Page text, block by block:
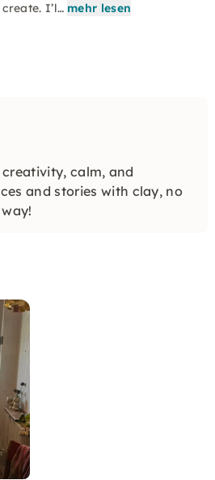
I’l… mehr lesen
calm, and
and stories with clay, no